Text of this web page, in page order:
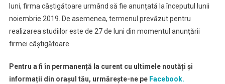
luni, firma câștigătoare urmând să fie anunțată la începutul lunii
noiembrie 2019. De asemenea, termenul prevăzut pentru
realizarea studiilor este de 27 de luni din momentul anunțării
firmei câștigătoare.
Pentru a fi în permanență la curent cu ultimele noutăți și
informații din orașul tău, urmărește-ne peFacebook.